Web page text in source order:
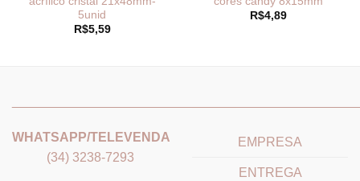
5unid
R$5,59
R$4,89
WHATSAPP/TELEVENDA
(34) 3238-7293
EMPRESA
ENTREGA